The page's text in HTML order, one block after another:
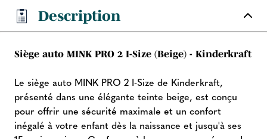
Description
Siège auto MINK PRO 2 I-Size (Beige) - Kinderkraft
Le siège auto MINK PRO 2 I-Size de Kinderkraft,
présenté dans une élégante teinte beige, est conçu
pour offrir une sécurité maximale et un confort
inégalé à votre enfant dès la naissance et jusqu'à ses